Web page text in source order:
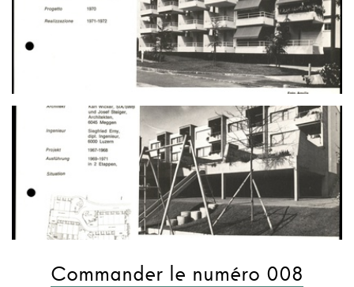
Commander le numéro 008